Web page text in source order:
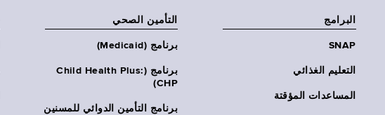
البرامج
SNAP
التعليم الغذائي
المساعدات المؤقتة
التأمين الصحي
برنامج (Medicaid)
برنامج (Child Health Plus:
CHP)
برنامج التأمين الدوائي للمسنين